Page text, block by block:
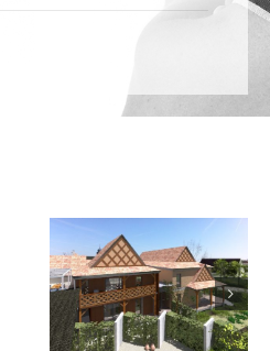
Extension
maison